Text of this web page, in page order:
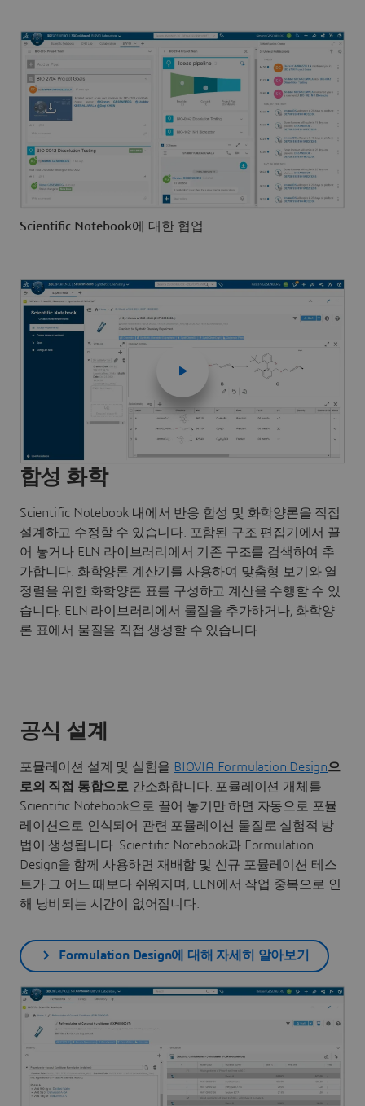
Scientific Notebook에 대한 협업
합성 화학
Scientific Notebook 내에서 반응 합성 및 화학양론을 직접
설계하고 수정할 수 있습니다. 포함된 구조 편집기에서 끌
어 놓거나 ELN 라이브러리에서 기존 구조를 검색하여 추
가합니다. 화학양론 계산기를 사용하여 맞춤형 보기와 열
정렬을 위한 화학양론 표를 구성하고 계산을 수행할 수 있
습니다. ELN 라이브러리에서 물질을 추가하거나, 화학양
론 표에서 물질을 직접 생성할 수 있습니다.
공식 설계
포뮬레이션 설계 및 실험을 BIOVIA Formulation Design으
로의 직접 통합으로 간소화합니다. 포뮬레이션 개체를
Scientific Notebook으로 끌어 놓기만 하면 자동으로 포뮬
레이션으로 인식되어 관련 포뮬레이션 물질로 실험적 방
법이 생성됩니다. Scientific Notebook과 Formulation
Design을 함께 사용하면 재배합 및 신규 포뮬레이션 테스
트가 그 어느 때보다 쉬워지며, ELN에서 작업 중복으로 인
해 낭비되는 시간이 없어집니다.
Formulation Design에 대해 자세히 알아보기